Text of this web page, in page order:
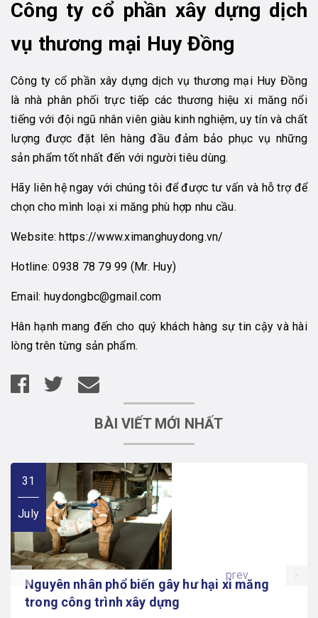
Công ty cổ phần xây dựng dịch
vụ thương mại Huy Đồng
Công ty cổ phần xây dựng dịch vụ thương mại Huy Đồng
là nhà phân phối trực tiếp các thương hiệu xi măng nổi
tiếng với đội ngũ nhân viên giàu kinh nghiệm, uy tín và chất
lượng được đặt lên hàng đầu đảm bảo phục vụ những
sản phẩm tốt nhất đến với người tiêu dùng.
Hãy liên hệ ngay với chúng tôi để được tư vấn và hỗ trợ để
chọn cho mình loại xi măng phù hợp nhu cầu.
Website:https://www.ximanghuydong.vn/
Hotline:0938 78 79 99 (Mr. Huy)
Email: huydongbc@gmail.com
Hân hạnh mang đến cho quý khách hàng sự tin cậy và hài
lòng trên từng sản phẩm.
BÀI VIẾT MỚI NHẤT
31
July
Nguyên nhân phổ biến gây hư hại xi măng
trong công trình xây dựng
prev